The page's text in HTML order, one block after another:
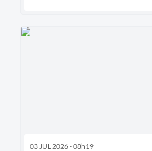
03 JUL 2026 - 08h19